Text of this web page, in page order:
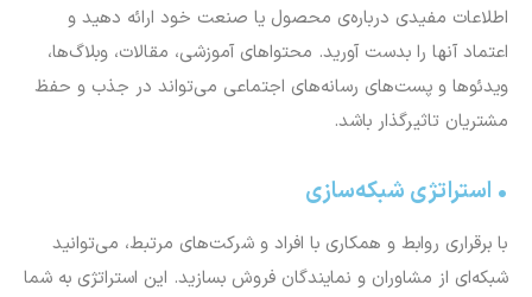
اطلاعات مفیدی درباره‌ی محصول یا صنعت خود ارائه دهید و
اعتماد آنها را بدست آورید. محتواهای آموزشی، مقالات، وبلاگ‌ها،
ویدئوها و پست‌های رسانه‌های اجتماعی می‌تواند در جذب و حفظ
مشتریان تاثیرگذار باشد.
• استراتژی شبکه‌سازی
با برقراری روابط و همکاری با افراد و شرکت‌های مرتبط، می‌توانید
شبکه‌ای از مشاوران و نمایندگان فروش بسازید. این استراتژی به شما